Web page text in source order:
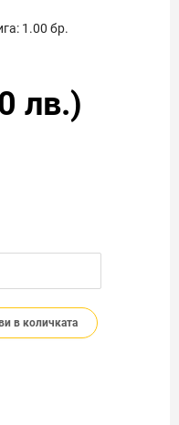
1.00 бр.
лв.)
в количката